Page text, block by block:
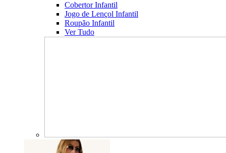
Cobertor Infantil
Jogo de Lençol Infantil
Roupão Infantil
Ver Tudo